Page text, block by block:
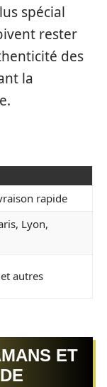
spécial
rester
des
la
rapide
Lyon,
autres
ET